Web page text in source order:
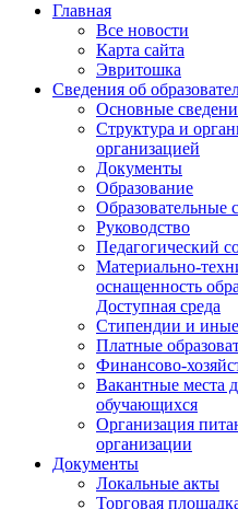
Главная
Все новости
Карта сайта
Эвритошка
Сведения об
Основные
Структура и
организацией
Документы
Образование
Образовательные
Руководство
Педагогический
Материально-
оснащенность
Доступная среда
Стипендии и
Платные
Финансово-
Вакантные места
обучающихся
Организация
организации
Документы
Локальные акты
Торговая